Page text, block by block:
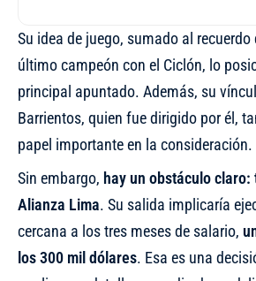
Su idea de juego, sumado al recuerdo
último campeón con el Ciclón, lo
principal apuntado. Además, su
Barrientos, quien fue dirigido por él,
papel importante en la consideración.
Sin embargo, hay un obstáculo
Alianza Lima. Su salida implicaría
cercana a los tres meses de salario,
los 300 mil dólares. Esa es una